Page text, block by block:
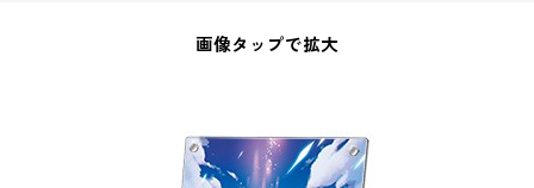
画像タップで拡大